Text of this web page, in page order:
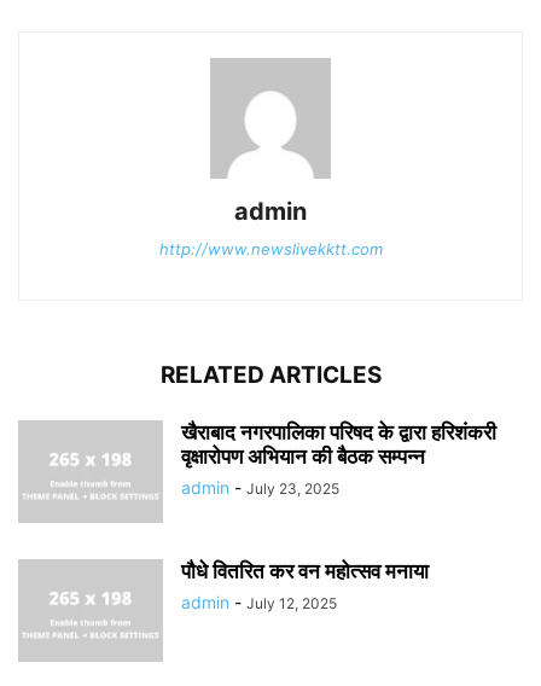
admin
http://www.newslivekktt.com
RELATED ARTICLES
खैराबाद नगरपालिका परिषद के द्वारा हरिशंकरी
वृक्षारोपण अभियान की बैठक सम्पन्न
admin - July 23, 2025
पौधे वितरित कर वन महोत्सव मनाया
admin - July 12, 2025